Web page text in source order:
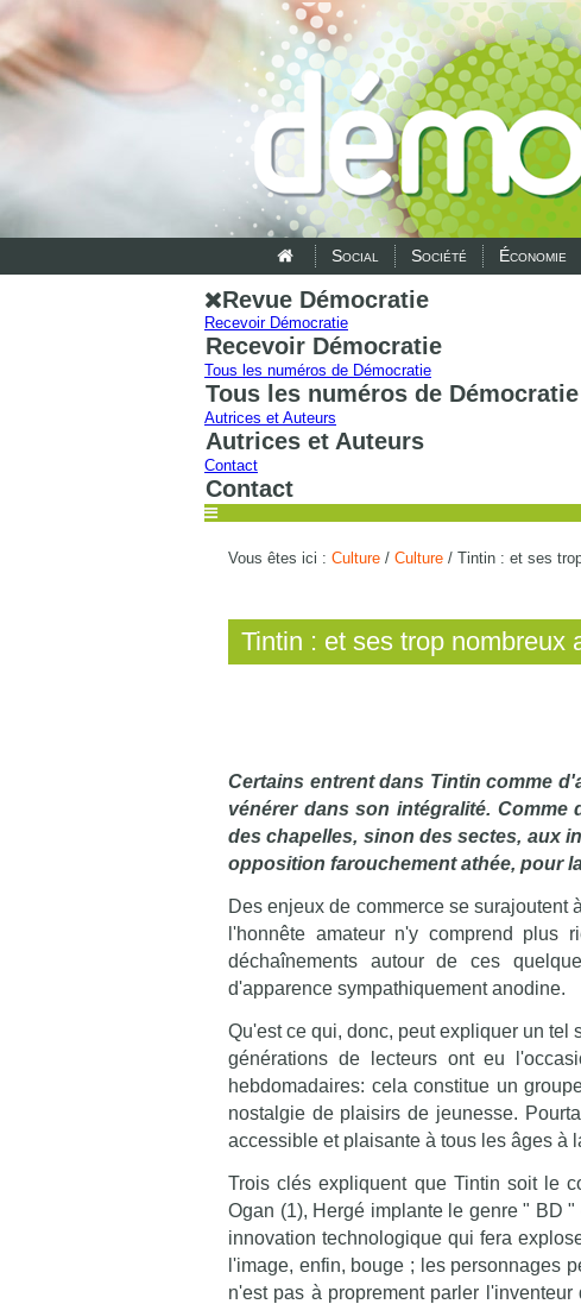
Social Société Économie
Revue Démocratie
Recevoir Démocratie
Recevoir Démocratie
Tous les numéros de Démocratie
Tous les numéros de Démocratie
Autrices et Auteurs
Autrices et Auteurs
Contact
Contact
Vous êtes ici : Culture / Culture / Tintin : et ses
Tintin : et ses trop nombreux
Certains entrent dans Tintin comme
vénérer dans son intégralité.
des chapelles, sinon des sectes, aux
opposition farouchement athée, pour
Des enjeux de commerce se surajoutent
l'honnête amateur n'y comprend
déchaînements autour de ces
d'apparence sympathiquement anodine.
Qu'est ce qui, donc, peut expliquer un
générations de lecteurs ont eu
hebdomadaires: cela constitue un
nostalgie de plaisirs de jeunesse.
accessible et plaisante à tous les âges à
Trois clés expliquent que Tintin soit le
Ogan (1), Hergé implante le genre " BD
innovation technologique qui fera
l'image, enfin, bouge ; les personnages
n'est pas à proprement parler